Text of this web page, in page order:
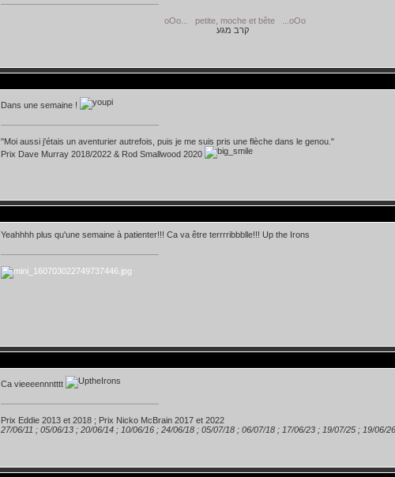
oOo... petite, moche et bête ...oOo
קרב מגע
Dans une semaine !
"Moi aussi j'étais un aventurier autrefois, puis je me suis pris une flèche dans le genou."
Prix Dave Murray 2018/2022 & Rod Smallwood 2020
Yeahhhh plus qu'une semaine à patienter!!! Ca va être terrrribbblle!!! Up the Irons
Ca vieeeennntttt
Prix Eddie 2013 et 2018 ; Prix Nicko McBrain 2017 et 2022
27/06/11 ; 05/06/13 ; 20/06/14 ; 10/06/16 ; 24/06/18 ; 05/07/18 ; 06/07/18 ; 17/06/23 ; 19/07/25 ; 19/06/26